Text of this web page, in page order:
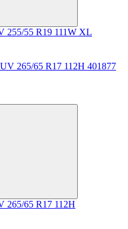
255/55 R19 111W XL
265/65 R17 112H